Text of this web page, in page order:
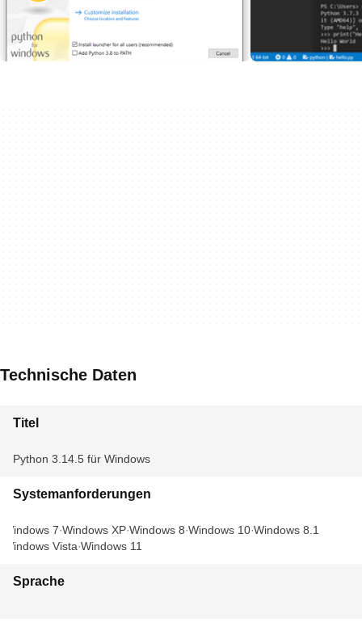
Technische Daten
Titel
Python 3.14.5 für Windows
Systemanforderungen
Windows 7 Windows XP Windows 8 Windows 10 Windows 8.1
Windows Vista Windows 11
Sprache